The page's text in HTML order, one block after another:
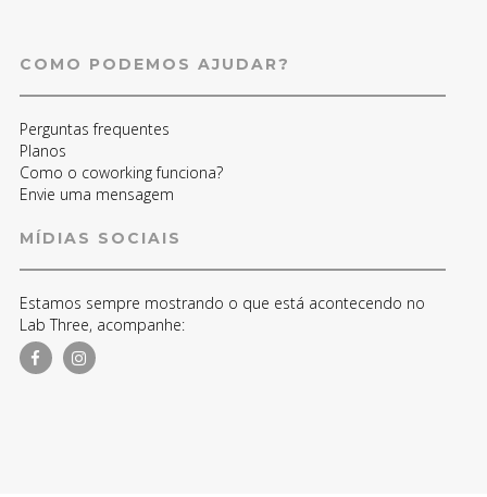
COMO PODEMOS AJUDAR?
Perguntas frequentes
Planos
Como o coworking funciona?
Envie uma mensagem
MÍDIAS SOCIAIS
Estamos sempre mostrando o que está acontecendo no
Lab Three, acompanhe: